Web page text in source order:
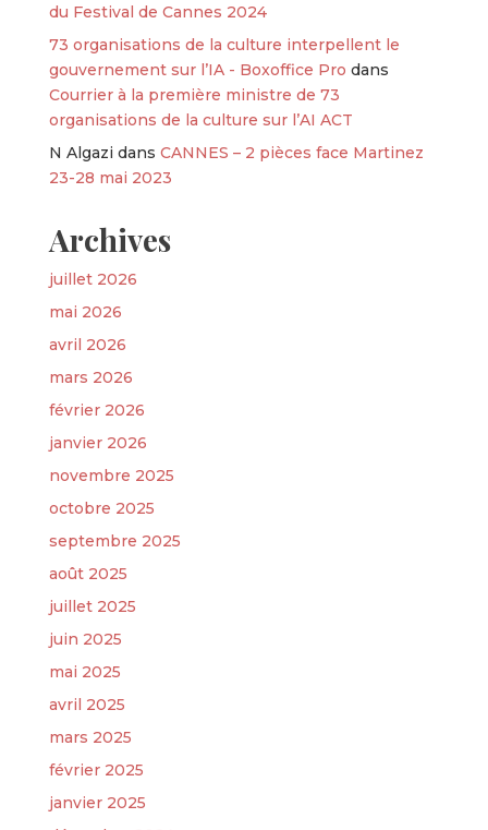
du Festival de Cannes 2024
73 organisations de la culture interpellent le
gouvernement sur l’IA - Boxoffice Pro dans
Courrier à la première ministre de 73
organisations de la culture sur l’AI ACT
N Algazi dans CANNES – 2 pièces face Martinez
23-28 mai 2023
Archives
juillet 2026
mai 2026
avril 2026
mars 2026
février 2026
janvier 2026
novembre 2025
octobre 2025
septembre 2025
août 2025
juillet 2025
juin 2025
mai 2025
avril 2025
mars 2025
février 2025
janvier 2025